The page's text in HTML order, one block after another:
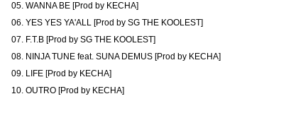
05. WANNA BE [Prod by KECHA]
06. YES YES YA'ALL [Prod by SG THE KOOLEST]
07. F.T.B [Prod by SG THE KOOLEST]
08. NINJA TUNE feat. SUNA DEMUS [Prod by KECHA]
09. LIFE [Prod by KECHA]
10. OUTRO [Prod by KECHA]